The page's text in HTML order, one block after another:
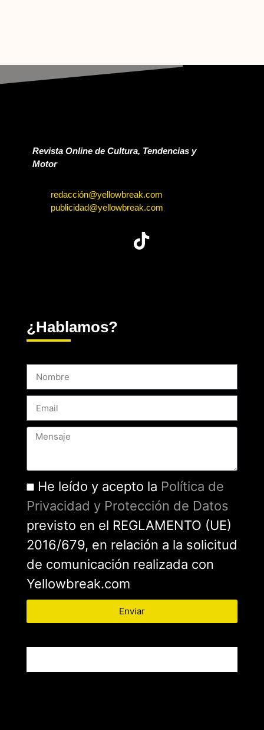
Revista Online de Cultura, Tendencias y
Motor
redacción@yellowbreak.com
publicidad@yellowbreak.com
¿Hablamos?
He leído y acepto la Política de
Privacidad y Protección de Datos
previsto en el REGLAMENTO (UE)
2016/679, en relación a la solicitud
de comunicación realizada con
Yellowbreak.com
Enviar